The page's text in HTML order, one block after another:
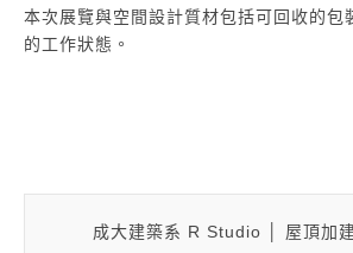
本次展覽與空間設計質材包括可回收的
的工作狀態。
成大建築系 R Studio │ 屋頂加